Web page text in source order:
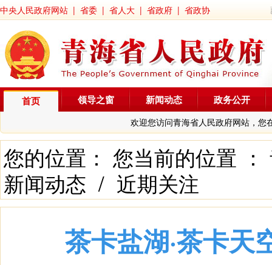
中央人民政府网站 | 省委 | 省人大 | 省政府 | 省政协
首页
欢迎您访问青海省人民政府网站，您
领导之窗 新闻动态 政务公开
您的位置： 您当前的位置 ：
新闻动态 / 近期关注
茶卡盐湖·茶卡天